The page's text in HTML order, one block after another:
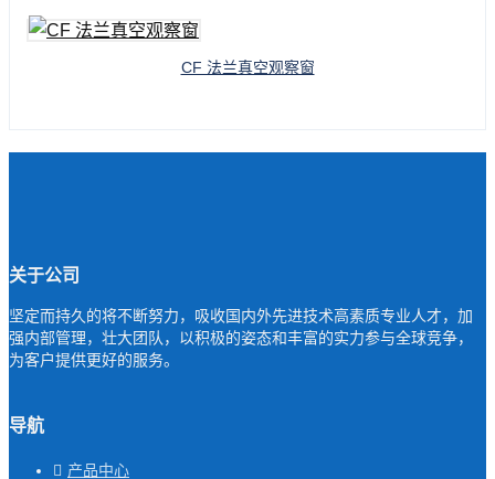
CF 法兰真空观察窗
关于公司
坚定而持久的将不断努力，吸收国内外先进技术高素质专业人才，加
强内部管理，壮大团队，以积极的姿态和丰富的实力参与全球竞争，
为客户提供更好的服务。
导航
产品中心